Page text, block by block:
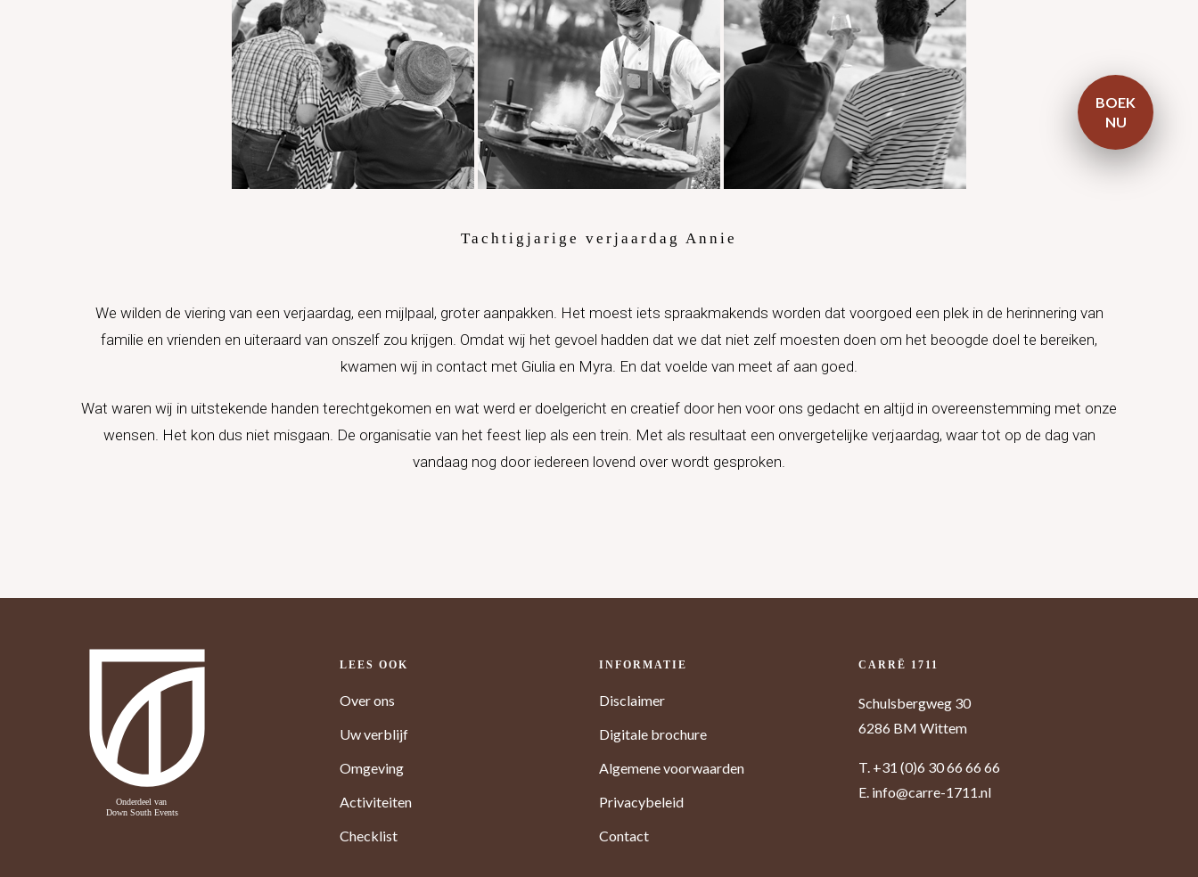
BOEK
NU
Tachtigjarige verjaardag Annie
We wilden de viering van een verjaardag, een mijlpaal, groter aanpakken. Het moest iets spraakmakends worden dat voorgoed een plek in de herinnering van
familie en vrienden en uiteraard van onszelf zou krijgen. Omdat wij het gevoel hadden dat we dat niet zelf moesten doen om het beoogde doel te bereiken,
kwamen wij in contact met Giulia en Myra. En dat voelde van meet af aan goed.
Wat waren wij in uitstekende handen terechtgekomen en wat werd er doelgericht en creatief door hen voor ons gedacht en altijd in overeenstemming met onze
wensen. Het kon dus niet misgaan. De organisatie van het feest liep als een trein. Met als resultaat een onvergetelijke verjaardag, waar tot op de dag van
vandaag nog door iedereen lovend over wordt gesproken.
LEES OOK
Over ons
Uw verblijf
Omgeving
Activiteiten
Checklist
INFORMATIE
Disclaimer
Digitale brochure
Algemene voorwaarden
Privacybeleid
Contact
CARRĒ 1711
Schulsbergweg 30
6286 BM Wittem
T. +31 (0)6 30 66 66 66
E. info@carre-1711.nl